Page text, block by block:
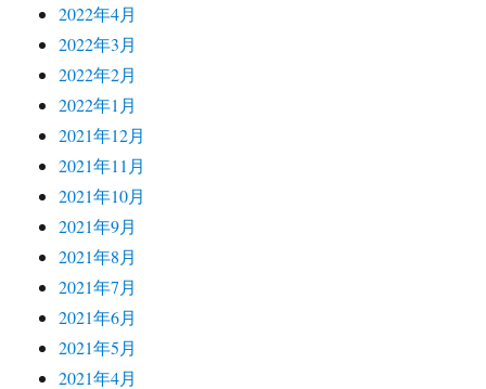
2022年4月
2022年3月
2022年2月
2022年1月
2021年12月
2021年11月
2021年10月
2021年9月
2021年8月
2021年7月
2021年6月
2021年5月
2021年4月